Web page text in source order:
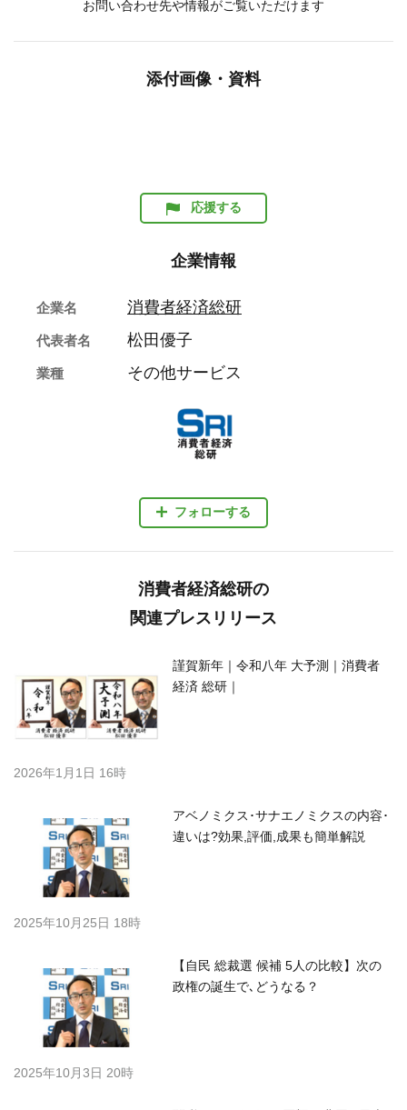
お問い合わせ先や情報がご覧いただけます
添付画像・資料
応援する
企業情報
フォローする
企業名 消費者経済総研
代表者名 松田優子
業種 その他サービス
消費者経済総研の
関連プレスリリース
謹賀新年｜令和八年 大予測｜消費者
経済 総研｜
2026年1月1日 16時
アベノミクス･サナエノミクスの内容･
違いは?効果,評価,成果も簡単解説
2025年10月25日 18時
【自民 総裁選 候補 5人の比較】次の
政権の誕生で､どうなる？
2025年10月3日 20時